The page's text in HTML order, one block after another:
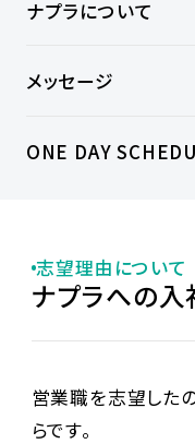
志望理由について
ナプラへの
営業職を志望した
らです。
ナプラについて
メッセージ
ONE DAY